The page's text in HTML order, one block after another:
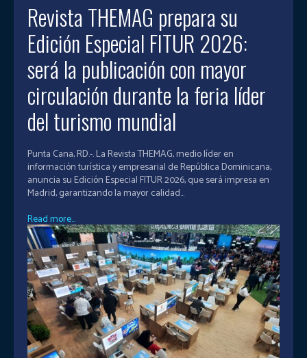
Revista THEMAG prepara su
Edición Especial FITUR 2026:
será la publicación con mayor
circulación durante la feria líder
del turismo mundial
Punta Cana, RD.-. La Revista THEMAG, medio líder en
información turística y empresarial de República Dominicana,
anuncia su Edición Especial FITUR 2026, que será impresa en
Madrid, garantizando la mayor calidad...
Read more...